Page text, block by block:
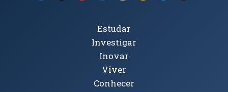
Tópicos Principais
Estudar
Investigar
Inovar
Viver
Conhecer